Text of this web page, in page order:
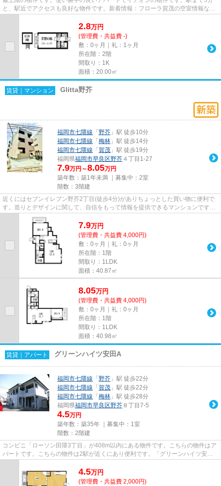
と、駅近でアクセスも良好な物件です。新着情報：フローラ賀茂の空室情報なら
2.8万円
(管理費・共益費 -)
敷：0ヶ月｜礼：1ヶ月
所在階：2階
間取り：1K
面積：20.00㎡
賃貸｜マンション Glitta野芥
福岡市七隈線 「 野芥 」駅 徒歩10分
福岡市七隈線 「 梅林 」駅 徒歩14分
福岡市七隈線 「 賀茂 」駅 徒歩19分
福岡県福岡市早良区野芥 ４丁目1-27
7.9万円～8.05万円
築年数：築1年未満 ｜募集中： 2室
階数：3階建
近くにはセブンイレブン野芥2丁目(徒歩4分)がありちょっとした買い物に便利で
す。造りとデザインに関して、自信をもって情報を提供できるマンションです。
通勤やお出かけに便利な、徒...
7.9万円
(管理費・共益費 4,000円)
敷：0ヶ月｜礼：0ヶ月
所在階：1階
間取り：1LDK
面積：40.87㎡
8.05万円
(管理費・共益費 4,000円)
敷：0ヶ月｜礼：0ヶ月
所在階：1階
間取り：1LDK
面積：40.98㎡
賃貸｜アパート グリーンハイツ安田A
福岡市七隈線 「 野芥 」駅 徒歩22分
福岡市七隈線 「 賀茂 」駅 徒歩22分
福岡市七隈線 「 梅林 」駅 徒歩28分
福岡県福岡市早良区野芥 ８丁目7-5
4.5万円
築年数：築35年 ｜募集中： 1室
階数：2階建
コンビニ「ローソン田隈3丁目」が408m以内にある物件です。こちらの物件はア
パートです。こちらの物件は2駅が近くにあり便利です。「グリーンハイツ安田
4.5万円
(管理費・共益費 2,000円)